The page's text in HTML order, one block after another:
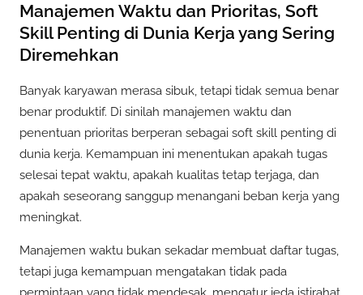
Manajemen Waktu dan Prioritas, Soft
Skill Penting di Dunia Kerja yang Sering
Diremehkan
Banyak karyawan merasa sibuk, tetapi tidak semua benar
benar produktif. Di sinilah manajemen waktu dan
penentuan prioritas berperan sebagai soft skill penting di
dunia kerja. Kemampuan ini menentukan apakah tugas
selesai tepat waktu, apakah kualitas tetap terjaga, dan
apakah seseorang sanggup menangani beban kerja yang
meningkat.
Manajemen waktu bukan sekadar membuat daftar tugas,
tetapi juga kemampuan mengatakan tidak pada